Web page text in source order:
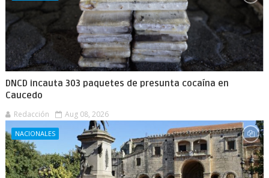
DNCD incauta 303 paquetes de presunta cocaína en
Caucedo
Redacción Aug 08, 2026
NACIONALES